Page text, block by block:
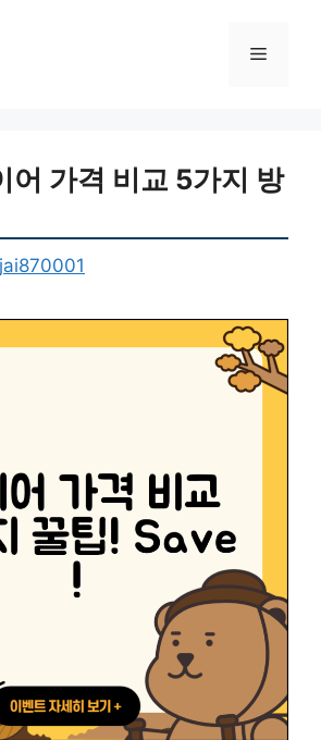
Menu
어 가격 비교 5가지 방
jai870001